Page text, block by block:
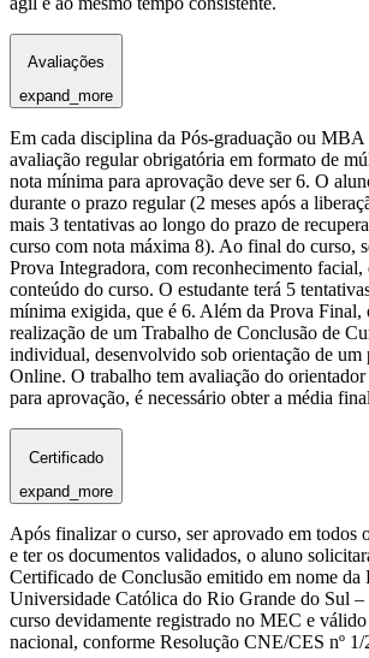
Avaliações
expand_more
Em cada disciplina da Pós-graduação ou MBA
avaliação regular obrigatória em formato de
nota mínima para aprovação deve ser 6. O
durante o prazo regular (2 meses após a
mais 3 tentativas ao longo do prazo de
curso com nota máxima 8). Ao final do curso,
Prova Integradora, com reconhecimento facial,
conteúdo do curso. O estudante terá 5
mínima exigida, que é 6. Além da Prova Final,
realização de um Trabalho de Conclusão de
individual, desenvolvido sob orientação de um
Online. O trabalho tem avaliação do orientador
para aprovação, é necessário obter a média
Certificado
expand_more
Após finalizar o curso, ser aprovado em todos
e ter os documentos validados, o aluno
Certificado de Conclusão emitido em nome da
Universidade Católica do Rio Grande do Sul
curso devidamente registrado no MEC e
nacional, conforme Resolução CNE/CES nº 1/